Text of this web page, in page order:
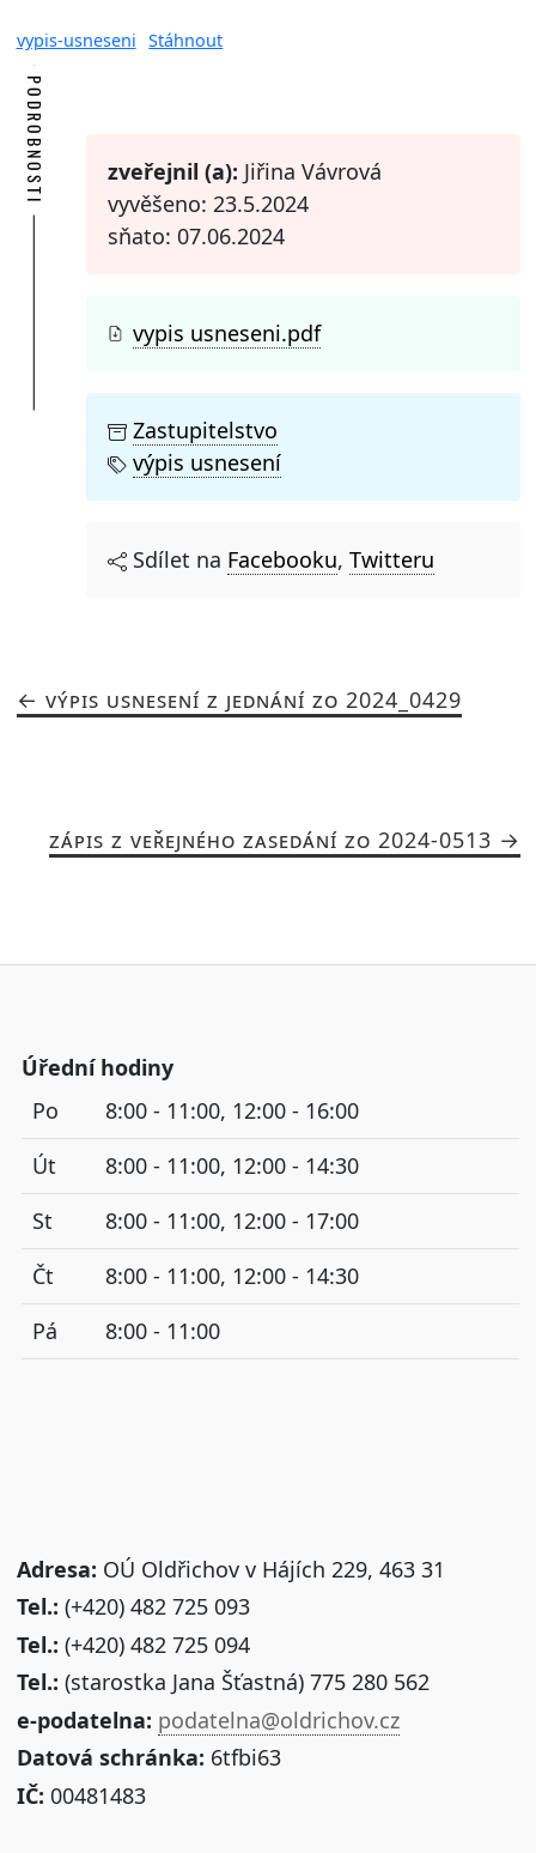
vypis-usneseni Stáhnout
PODROBNOSTI zveřejnil (a): Jiřina Vávrová
vyvěšeno: 23.5.2024
sňato: 07.06.2024
vypis usneseni.pdf
Zastupitelstvo
výpis usnesení
Sdílet na Facebooku, Twitteru
VÝPIS USNESENÍ Z JEDNÁNÍ ZO 2024_0429
ZÁPIS Z VEŘEJNÉHO ZASEDÁNÍ ZO 2024-0513
Úřední hodiny
Po
8:00 - 11:00, 12:00 - 16:00
Út
8:00 - 11:00, 12:00 - 14:30
St
8:00 - 11:00, 12:00 - 17:00
Čt
8:00 - 11:00, 12:00 - 14:30
Pá
8:00 - 11:00
Adresa: OÚ Oldřichov v Hájích 229, 463 31
Tel.: (+420) 482 725 093
Tel.: (+420) 482 725 094
Tel.: (starostka Jana Šťastná) 775 280 562
e-podatelna: podatelna@oldrichov.cz
Datová schránka: 6tfbi63
IČ: 00481483